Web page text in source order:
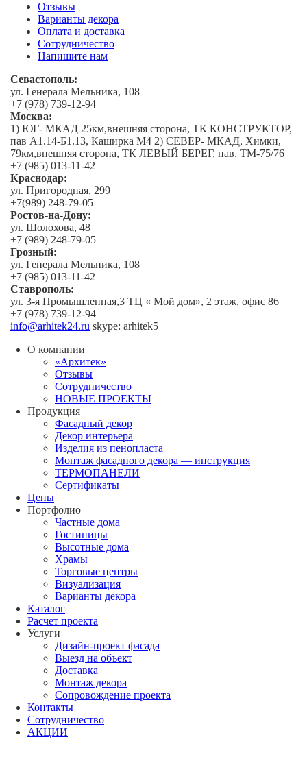
Отзывы
Варианты декора
Оплата и доставка
Сотрудничество
Напишите нам
Севастополь:
ул. Генерала Мельника, 108
+7 (978) 739-12-94
Москва:
1) ЮГ- МКАД 25км,внешняя сторона, ТК КОНСТРУКТОР,
пав А1.14-Б1.13, Каширка М4 2) СЕВЕР- МКАД, Химки,
79км,внешняя сторона, ТК ЛЕВЫЙ БЕРЕГ, пав. ТМ-75/76
+7 (985) 013-11-42
Краснодар:
ул. Пригородная, 299
+7(989) 248-79-05
Ростов-на-Дону:
ул. Шолохова, 48
+7 (989) 248-79-05
Грозный:
ул. Генерала Мельника, 108
+7 (985) 013-11-42
Ставрополь:
ул. 3-я Промышленная,3 ТЦ « Мой дом», 2 этаж, офис 86
+7 (978) 739-12-94
info@arhitek24.ru skype: arhitek5
О компании
«Архитек»
Отзывы
Сотрудничество
НОВЫЕ ПРОЕКТЫ
Продукция
Фасадный декор
Декор интерьера
Изделия из пенопласта
Монтаж фасадного декора — инструкция
ТЕРМОПАНЕЛИ
Сертификаты
Цены
Портфолио
Частные дома
Гостиницы
Высотные дома
Храмы
Торговые центры
Визуализация
Варианты декора
Каталог
Расчет проекта
Услуги
Дизайн-проект фасада
Выезд на объект
Доставка
Монтаж декора
Сопровождение проекта
Контакты
Сотрудничество
АКЦИИ